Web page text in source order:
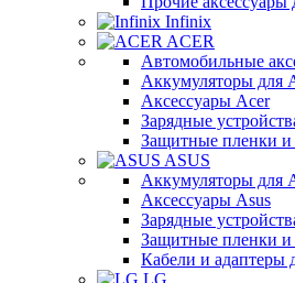
Infinix
ACER
Автомобильные
Аккумуляторы для
Аксессуары Acer
Зарядные
Защитные пленки и
ASUS
Аккумуляторы для
Аксессуары Asus
Зарядные
Защитные пленки и
Кабели и адаптеры
LG